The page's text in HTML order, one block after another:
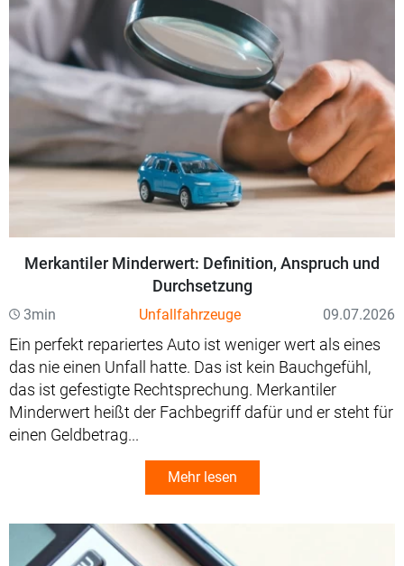
Merkantiler Minderwert: Definition, Anspruch und
Durchsetzung
3min Unfallfahrzeuge 09.07.2026
Ein perfekt repariertes Auto ist weniger wert als eines
das nie einen Unfall hatte. Das ist kein Bauchgefühl,
das ist gefestigte Rechtsprechung. Merkantiler
Minderwert heißt der Fachbegriff dafür und er steht für
einen Geldbetrag...
Mehr lesen